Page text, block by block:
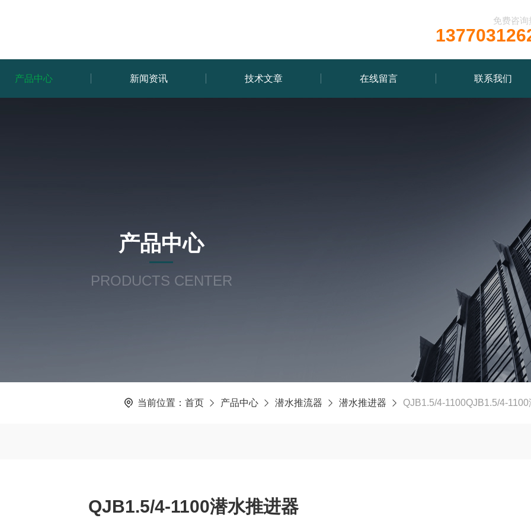
免费咨询
产品中心 新闻资讯 技术文章 在线留言 联系我们
产品中心
PRODUCTS CENTER
当前位置： 首页 产品中心 潜水推流器 潜水推进器 QJB1.5/4-1100QJB1.5/4-
QJB1.5/4-1100潜水推进器